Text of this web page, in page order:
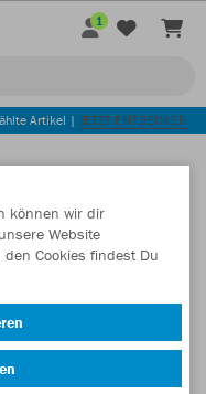
1
Artikel | JETZT ENTDECKEN
können wir dir
Website
Cookies findest Du